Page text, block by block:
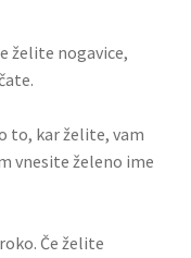
želite nogavice,
to, kar želite, vam
vnesite želeno ime
Če želite